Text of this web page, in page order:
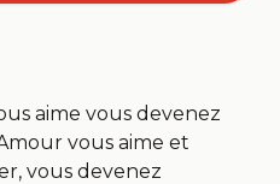
aime vous devenez
vous aime et
vous devenez